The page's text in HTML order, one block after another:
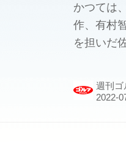
かつては
作、有村
を担いだ
ャディの
週刊ゴ